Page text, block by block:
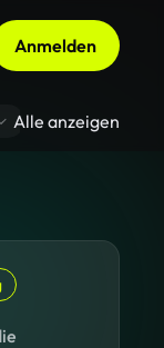
Anmelden
Zoom Virtuelle
Alle anzeigen